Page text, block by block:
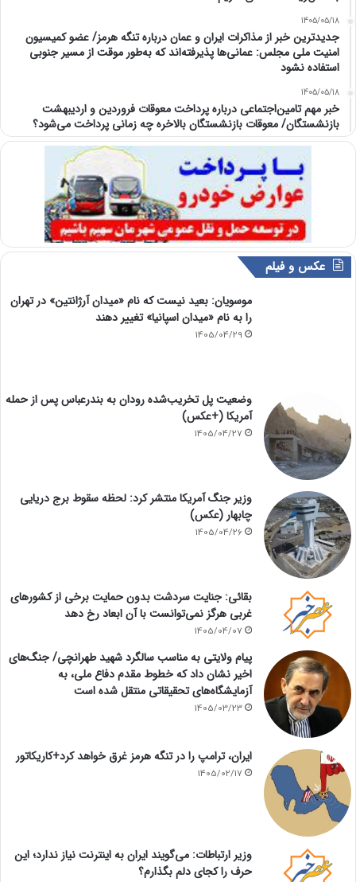
1405/05/18
جدیدترین خبر از مذاکرات ایران و عمان درباره تنگه هرمز/ عضو کمیسیون
امنیت ملی مجلس: عمانی‌ها پذیرفته‌اند که به‌طور موقت از مسیر جنوبی
استفاده نشود
1405/05/18
خبر مهم تامین‌اجتماعی درباره پرداخت معوقات فروردین و اردیبهشت
بازنشستگان/ معوقات بازنشستگان بالاخره چه زمانی پرداخت می‌شود؟
عکس و فیلم
موسویان: بعید نیست که نام «میدان آرژانتین» در تهران
را به نام «میدان اسپانیا» تغییر دهند
1405/04/29
وضعیت پل تخریب‌شده رودان به بندرعباس پس از حمله
آمریکا (+عکس)
1405/04/27
وزیر جنگ آمریکا منتشر کرد: لحظه سقوط برج دریایی
چابهار (عکس)
1405/04/26
بقائی: جنایت سردشت بدون حمایت برخی از کشورهای
غربی هرگز نمی‌توانست با آن ابعاد رخ دهد
1405/04/07
پیام ولایتی به مناسب سالگرد شهید طهرانچی/ جنگ‌های
اخیر نشان داد که خطوط مقدم دفاع ملی، به
آزمایشگاه‌های تحقیقاتی منتقل شده است
1405/03/23
ایران، ترامپ را در تنگه هرمز غرق خواهد کرد+کاریکاتور
1405/02/17
وزیر ارتباطات: می‌گویند ایران به اینترنت نیاز ندارد؛ این
حرف را کجای دلم بگذارم؟